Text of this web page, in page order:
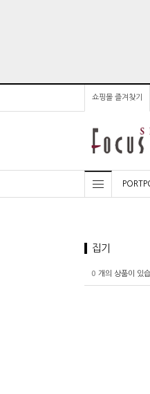
쇼핑몰 즐겨찾기
집기
0 개의 상품이 있